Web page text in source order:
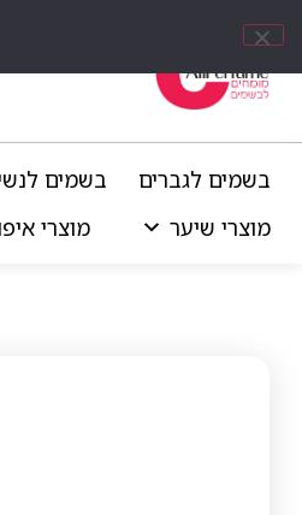
בשמים לגברים בשמים
מוצרי שיער
מוצרי